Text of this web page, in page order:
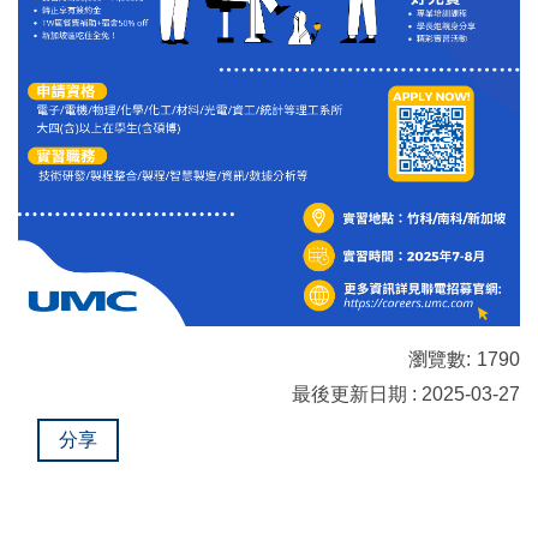
瀏覽數: 1790
最後更新日期 : 2025-03-27
分享